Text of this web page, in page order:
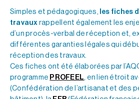
Simples et pédagogiques,
les fiches
travaux rappellent également les
d’un procès-verbal de réception et,
différentes garanties légales qui
réception des travaux.
Ces fiches ont été élaborées par
programme PROFEEL , en lien étroit
(Confédération de l’artisanat et des